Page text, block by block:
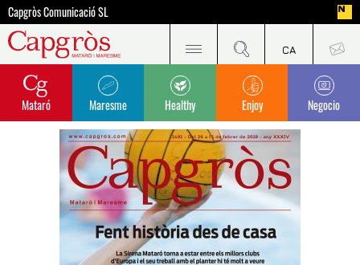
Capgròs Comunicació SL
Mataró Maresme Healthy Enjoy Negocio